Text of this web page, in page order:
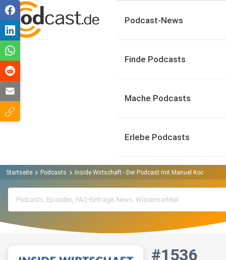
Podcast-News
Finde Podcasts
Mache Podcasts
Erlebe Podcasts
Startseite Podcasts Inside Wirtschaft - Der Podcast mit Manuel Koch |
#1536